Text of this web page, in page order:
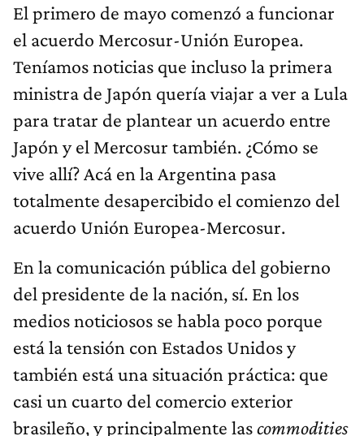
El primero de mayo comenzó a funcionar
el acuerdo Mercosur-Unión Europea.
Teníamos noticias que incluso la primera
ministra de Japón quería viajar a ver a Lula
para tratar de plantear un acuerdo entre
Japón y el Mercosur también. ¿Cómo se
vive allí? Acá en la Argentina pasa
totalmente desapercibido el comienzo del
acuerdo Unión Europea-Mercosur.
En la comunicación pública del gobierno
del presidente de la nación, sí. En los
medios noticiosos se habla poco porque
está la tensión con Estados Unidos y
también está una situación práctica: que
casi un cuarto del comercio exterior
brasileño, y principalmente lascommodities